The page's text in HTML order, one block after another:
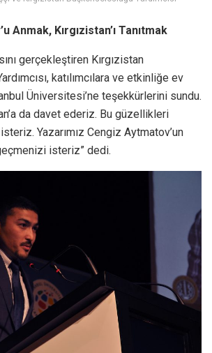
Anmak, Kırgızistan’ı Tanıtmak
gerçekleştiren Kırgızistan
katılımcılara ve etkinliğe ev
Üniversitesi’ne teşekkürlerini sundu.
da davet ederiz. Bu güzellikleri
Yazarımız Cengiz Aytmatov’un
isteriz” dedi.